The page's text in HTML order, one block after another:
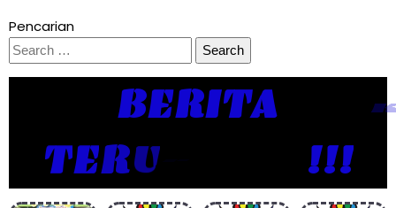
Pencarian
Search
for:
BERITA
TERU !!!